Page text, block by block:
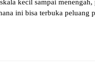
kecil sampai
ini bisa terbuka peluang